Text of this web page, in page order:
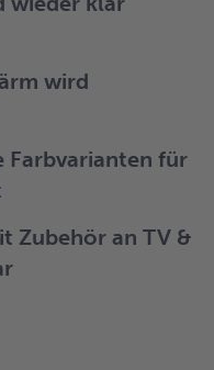
wird
Farbvarianten für
Zubehör an TV &